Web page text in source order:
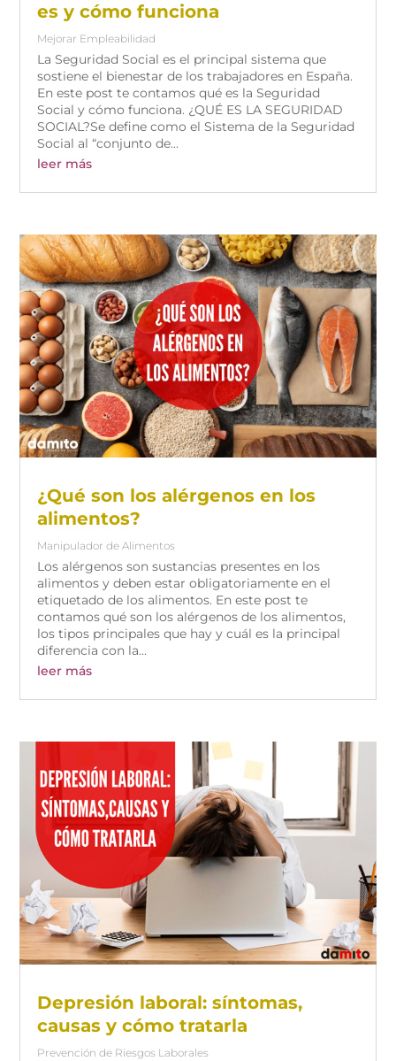
es y cómo funciona
Mejorar Empleabilidad
La Seguridad Social es el principal sistema que
sostiene el bienestar de los trabajadores en España.
En este post te contamos qué es la Seguridad
Social y cómo funciona. ¿QUÉ ES LA SEGURIDAD
SOCIAL?Se define como el Sistema de la Seguridad
Social al “conjunto de...
leer más
¿Qué son los alérgenos en los
alimentos?
Manipulador de Alimentos
Los alérgenos son sustancias presentes en los
alimentos y deben estar obligatoriamente en el
etiquetado de los alimentos. En este post te
contamos qué son los alérgenos de los alimentos,
los tipos principales que hay y cuál es la principal
diferencia con la...
leer más
Depresión laboral: síntomas,
causas y cómo tratarla
Prevención de Riesgos Laborales